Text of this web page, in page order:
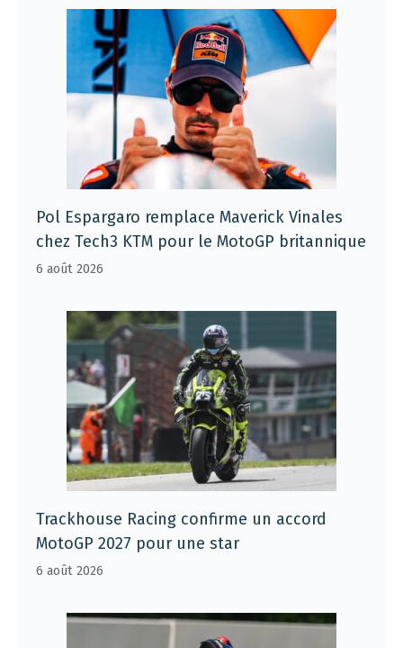
Pol Espargaro remplace Maverick Vinales
chez Tech3 KTM pour le MotoGP britannique
6 août 2026
Trackhouse Racing confirme un accord
MotoGP 2027 pour une star
6 août 2026